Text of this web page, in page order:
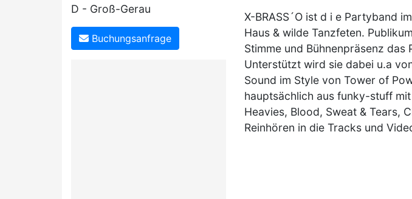
D - Groß-Gerau
Buchungsanfrage
X-BRASS´O ist d i e Partyband
Haus & wilde Tanzfeten.
Stimme und Bühnenpräsenz das
Unterstützt wird sie dabei u.a
Sound im Style von Tower of
hauptsächlich aus funky-stuff
Heavies, Blood, Sweat & Tears,
Reinhören in die Tracks und